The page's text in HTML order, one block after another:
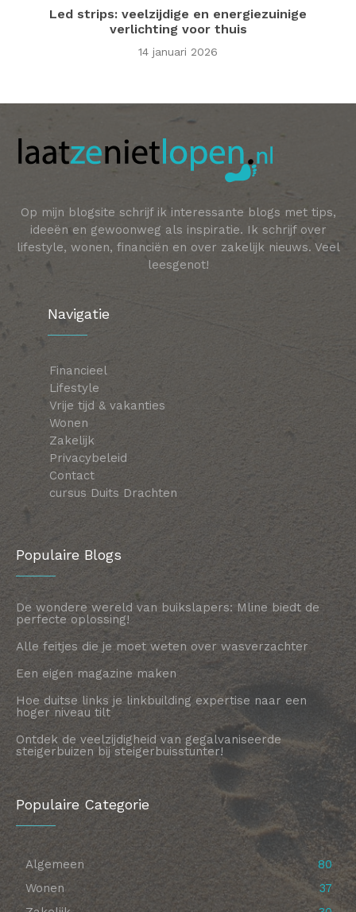
Led strips: veelzijdige en energiezuinige
verlichting voor thuis
14 januari 2026
Op mijn blogsite schrijf ik interessante blogs met tips,
ideeën en gewoonweg als inspiratie. Ik schrijf over
lifestyle, wonen, financiën en over zakelijk nieuws. Veel
leesgenot!
Navigatie
Financieel
Lifestyle
Vrije tijd & vakanties
Wonen
Zakelijk
Privacybeleid
Contact
cursus Duits Drachten
Populaire Blogs
De wondere wereld van buikslapers: Mline biedt de
perfecte oplossing!
Alle feitjes die je moet weten over wasverzachter
Een eigen magazine maken
Hoe duitse links je linkbuilding expertise naar een
hoger niveau tilt
Ontdek de veelzijdigheid van gegalvaniseerde
steigerbuizen bij steigerbuisstunter!
Populaire Categorie
Algemeen
80
Wonen
37